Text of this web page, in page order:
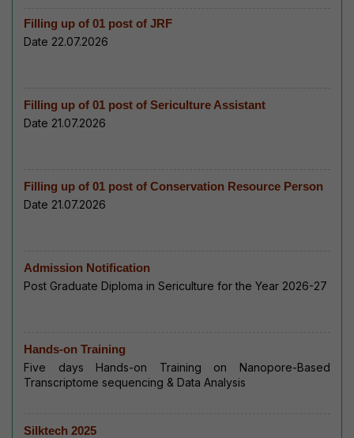
Filling up of 01 post of JRF
Date 22.07.2026
Filling up of 01 post of Sericulture Assistant
Date 21.07.2026
Filling up of 01 post of Conservation Resource Person
Date 21.07.2026
Admission Notification
Post Graduate Diploma in Sericulture for the Year 2026-27
Hands-on Training
Five days Hands-on Training on Nanopore-Based
Transcriptome sequencing & Data Analysis
Silktech 2025